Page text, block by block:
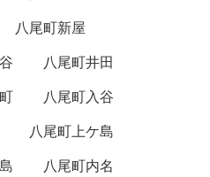
八尾町新屋
八尾町井田
八尾町入谷
八尾町上ケ島
八尾町内名